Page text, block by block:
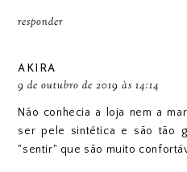
responder
AKIRA
9 de outubro de 2019 às 14:14
Não conhecia a loja nem a
ser pele sintética e são tão
"sentir" que são muito